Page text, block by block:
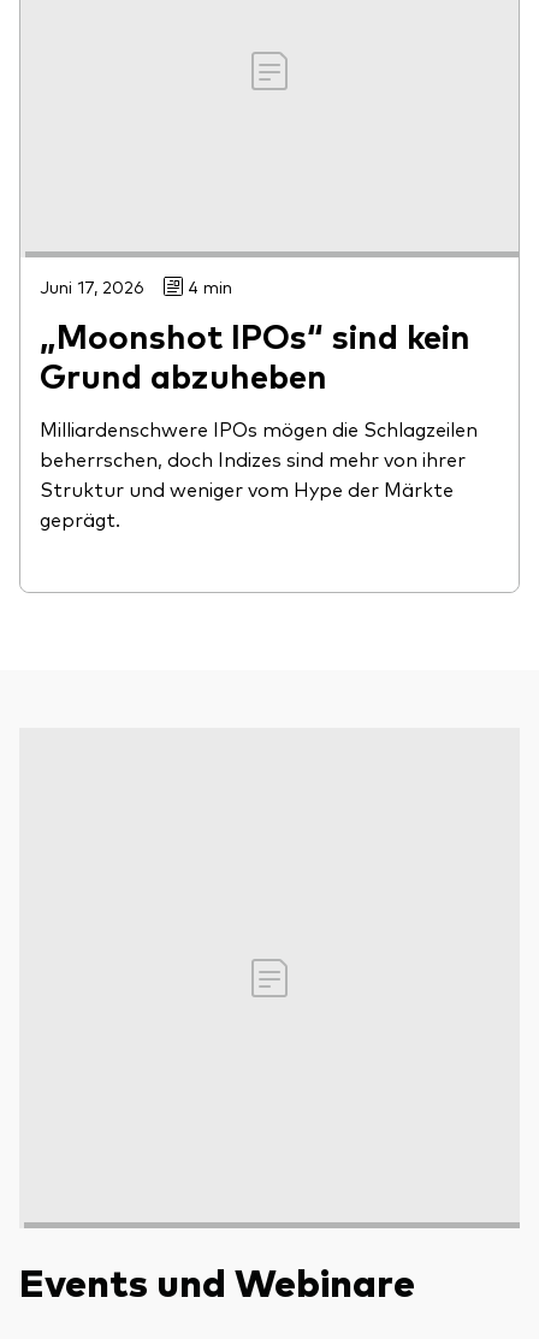
Juni 17, 2026 4 min
„Moonshot IPOs“ sind kein
Grund abzuheben
Milliardenschwere IPOs mögen die Schlagzeilen
beherrschen, doch Indizes sind mehr von ihrer
Struktur und weniger vom Hype der Märkte
geprägt.
Events und Webinare